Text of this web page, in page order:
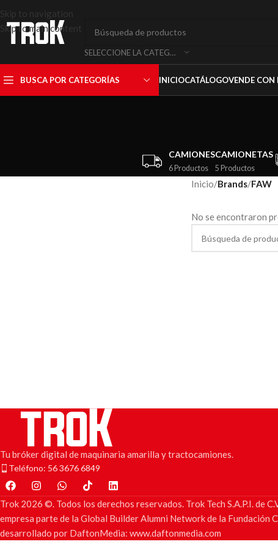
Skip to navigation
Skip to main content
SELECCIONE LA CATEGORÍA
BUSCA POR CATEGORÍAS INICIOCATÁLOGOVENDE CON
CAMIONES
6 Productos
CAMIONETAS
5 Productos
Inicio/Brands/FAW
No se encontraron
Tu bróker digital de maquinaria amarilla y tractocamiones.
Teléfono: 56 3676 6849
Trok 2026 ©. Todos los derechos reservados. Trok Tech S.A.P.I. de
empresa parte de la Global Builder Alumni Network de la Fundación
desarrollado por DaftonMedia: www.daftonmedia.com